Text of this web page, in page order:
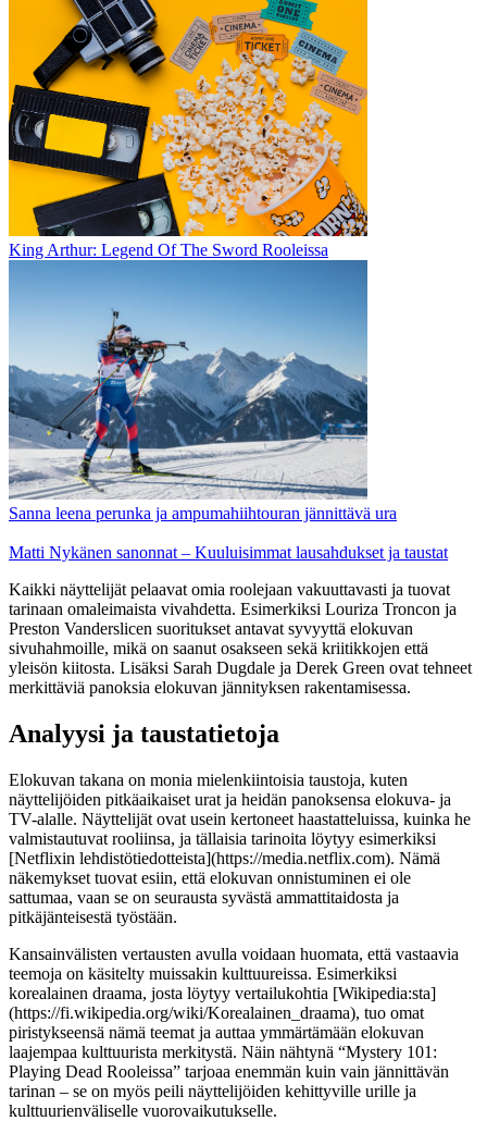
King Arthur: Legend Of The Sword Rooleissa
Sanna leena perunka ja ampumahiihtouran jännittävä ura
Matti Nykänen sanonnat – Kuuluisimmat lausahdukset ja taustat
Kaikki näyttelijät pelaavat omia roolejaan vakuuttavasti ja tuovat
tarinaan omaleimaista vivahdetta. Esimerkiksi Louriza Troncon ja
Preston Vanderslicen suoritukset antavat syvyyttä elokuvan
sivuhahmoille, mikä on saanut osakseen sekä kriitikkojen että
yleisön kiitosta. Lisäksi Sarah Dugdale ja Derek Green ovat tehneet
merkittäviä panoksia elokuvan jännityksen rakentamisessa.
Analyysi ja taustatietoja
Elokuvan takana on monia mielenkiintoisia taustoja, kuten
näyttelijöiden pitkäaikaiset urat ja heidän panoksensa elokuva- ja
TV-alalle. Näyttelijät ovat usein kertoneet haastatteluissa, kuinka he
valmistautuvat rooliinsa, ja tällaisia tarinoita löytyy esimerkiksi
[Netflixin lehdistötiedotteista](https://media.netflix.com). Nämä
näkemykset tuovat esiin, että elokuvan onnistuminen ei ole
sattumaa, vaan se on seurausta syvästä ammattitaidosta ja
pitkäjänteisestä työstään.
Kansainvälisten vertausten avulla voidaan huomata, että vastaavia
teemoja on käsitelty muissakin kulttuureissa. Esimerkiksi
korealainen draama, josta löytyy vertailukohtia [Wikipedia:sta]
(https://fi.wikipedia.org/wiki/Korealainen_draama), tuo omat
piristykseensä nämä teemat ja auttaa ymmärtämään elokuvan
laajempaa kulttuurista merkitystä. Näin nähtynä “Mystery 101:
Playing Dead Rooleissa” tarjoaa enemmän kuin vain jännittävän
tarinan – se on myös peili näyttelijöiden kehittyville urille ja
kulttuurienväliselle vuorovaikutukselle.